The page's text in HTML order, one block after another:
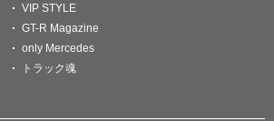
VIP STYLE
GT-R Magazine
only Mercedes
トラック魂